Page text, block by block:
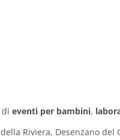
di eventi per bambini,
Riviera, Desenzano